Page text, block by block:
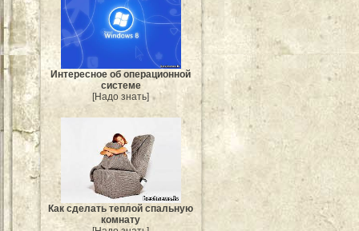
Интересное об операционной
системе
[Надо знать]
Как сделать теплой спальную
комнату